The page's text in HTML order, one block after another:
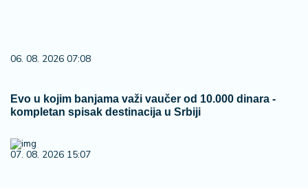
06. 08. 2026 07:08
Evo u kojim banjama važi vaučer od 10.000 dinara -
kompletan spisak destinacija u Srbiji
07. 08. 2026 15:07